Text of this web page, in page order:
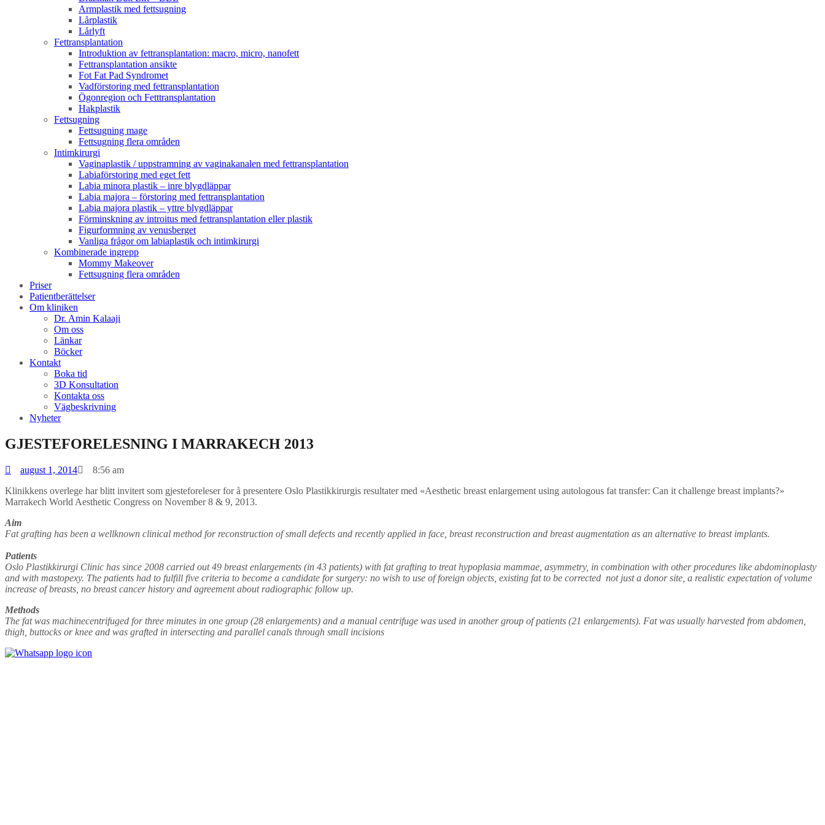
Armplastik med fettsugning
Lårplastik
Lårlyft
Fettransplantation
Introduktion av fettransplantation: macro, micro, nanofett
Fettransplantation ansikte
Fot Fat Pad Syndromet
Vadförstoring med fettransplantation
Ögonregion och Fetttransplantation
Hakplastik
Fettsugning
Fettsugning mage
Fettsugning flera områden
Intimkirurgi
Vaginaplastik / uppstramning av vaginakanalen med fettransplantation
Labiaförstoring med eget fett
Labia minora plastik – inre blygdläppar
Labia majora – förstoring med fettransplantation
Labia majora plastik – yttre blygdläppar
Förminskning av introitus med fettransplantation eller plastik
Figurformning av venusberget
Vanliga frågor om labiaplastik och intimkirurgi
Kombinerade ingrepp
Mommy Makeover
Fettsugning flera områden
Priser
Patientberättelser
Om kliniken
Dr. Amin Kalaaji
Om oss
Länkar
Böcker
Kontakt
Boka tid
3D Konsultation
Kontakta oss
Vägbeskrivning
Nyheter
GJESTEFORELESNING I MARRAKECH 2013
august 1, 2014
8:56 am
Klinikkens overlege har blitt invitert som gjesteforeleser for å presentere Oslo Plastikkirurgis resultater med «Aesthetic breast enlargement using autologous fat transfer: Can it challenge breast implants?»
Marrakech World Aesthetic Congress on November 8 & 9, 2013.
Aim
Fat grafting has been a well­known clinical method for reconstruction of small defects and recently applied in face, breast reconstruction and breast augmentation as an alternative to breast implants.
Patients
Oslo Plastikkirurgi Clinic has since 2008 carried out 49 breast enlargements (in 43 patients) with fat grafting to treat hypoplasia mammae, asymmetry, in combination with other procedures like abdominoplasty
and with mastopexy. The patients had to fulfill five criteria to become a candidate for surgery: no wish to use of foreign objects, existing fat to be corrected ­ not just a donor site, a realistic expectation of volume
increase of breasts, no breast cancer history and agreement about radiographic follow up.
Methods
The fat was machine­centrifuged for three minutes in one group (28 enlargements) and a manual centrifuge was used in another group of patients (21 enlargements). Fat was usually harvested from abdomen,
thigh, buttocks or knee and was grafted in intersecting and parallel canals through small incisions